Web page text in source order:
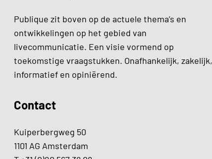
Publique zit boven op de actuele thema’s en
ontwikkelingen op het gebied van
livecommunicatie. Een visie vormend op
toekomstige vraagstukken. Onafhankelijk, zakelijk,
informatief en opiniërend.
Contact
Kuiperbergweg 50
1101 AG Amsterdam